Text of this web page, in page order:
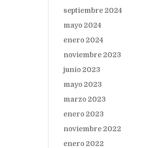
septiembre 2024
mayo 2024
enero 2024
noviembre 2023
junio 2023
mayo 2023
marzo 2023
enero 2023
noviembre 2022
enero 2022